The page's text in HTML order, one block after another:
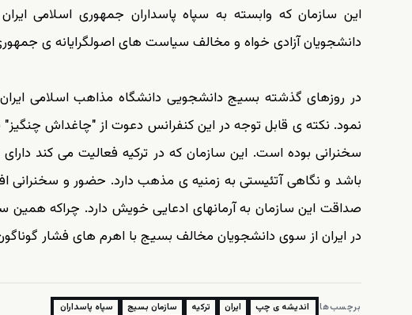
این سازمان که وابسته به سپاه پاسداران جمهوری اسلامی
دانشجویان آزادی خواه و مخالف سیاست های اصولگرایانه ی
در روزهای گذشته بسیج دانشجویی دانشگاه مذاهب اسلامی ایران
نمود. نکته ی قابل توجه در این کنفرانس دعوت از "چاغداش چنگیز"
سخنرانی بوده است. این سازمان که در ترکیه فعالیت می کند
باشد و نگاهی آتئیستی به زمنیه ی مذهب دارد. حضور و سخنرانی
صداقت این سازمان به آرمانهای ادعایی خویش دارد. چراکه
در ایران از سوی دانشجویان مخالف بسیج با اهرم های فشار
برچسب‌ها: اندیشه ی چپ ایران ترکیه سازمان بسیج سپاه پاسداران